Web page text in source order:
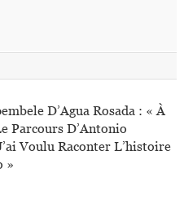
D’Agua Rosada : « À
Parcours D’Antonio
Voulu Raconter L’histoire
»